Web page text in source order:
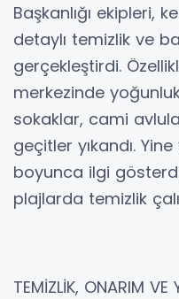
Başkanlığı ekipleri,
detaylı temizlik ve
gerçekleştirdi.
merkezinde
sokaklar, cami
geçitler yıkandı.
boyunca ilgi
plajlarda temizlik
TEMİZLİK, ONARIM VE